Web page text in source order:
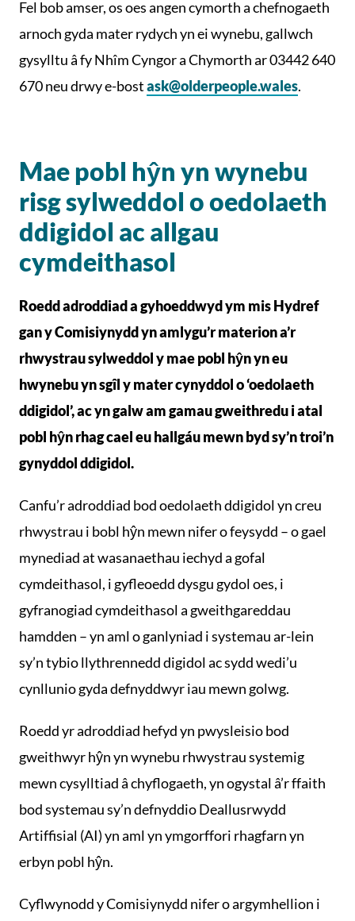
Fel bob amser, os oes angen cymorth a chefnogaeth
arnoch gyda mater rydych yn ei wynebu, gallwch
gysylltu â fy Nhîm Cyngor a Chymorth ar 03442 640
670 neu drwy e-bostask@olderpeople.wales.
Mae pobl hŷn yn wynebu
risg sylweddol o oedolaeth
ddigidol ac allgau
cymdeithasol
Roedd adroddiad a gyhoeddwyd ym mis Hydref
gan y Comisiynydd yn amlygu’r materion a’r
rhwystrau sylweddol y mae pobl hŷn yn eu
hwynebu yn sgîl y mater cynyddol o ‘oedolaeth
ddigidol’, ac yn galw am gamau gweithredu i atal
pobl hŷn rhag cael eu hallgáu mewn byd sy’n troi’n
gynyddol ddigidol.
Canfu’r adroddiad bod oedolaeth ddigidol yn creu
rhwystrau i bobl hŷn mewn nifer o feysydd – o gael
mynediad at wasanaethau iechyd a gofal
cymdeithasol, i gyfleoedd dysgu gydol oes, i
gyfranogiad cymdeithasol a gweithgareddau
hamdden – yn aml o ganlyniad i systemau ar-lein
sy’n tybio llythrennedd digidol ac sydd wedi’u
cynllunio gyda defnyddwyr iau mewn golwg.
Roedd yr adroddiad hefyd yn pwysleisio bod
gweithwyr hŷn yn wynebu rhwystrau systemig
mewn cysylltiad â chyflogaeth, yn ogystal â’r ffaith
bod systemau sy’n defnyddio Deallusrwydd
Artiffisial (AI) yn aml yn ymgorffori rhagfarn yn
erbyn pobl hŷn.
Cyflwynodd y Comisiynydd nifer o argymhellion i